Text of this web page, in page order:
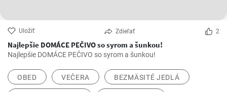
Uložiť Zdieľať 2
Najlepšie DOMÁCE PEČIVO so syrom a šunkou!
Najlepšie DOMÁCE PEČIVO so syrom a šunkou!
OBED VEČERA BEZMÄSITÉ JEDLÁ